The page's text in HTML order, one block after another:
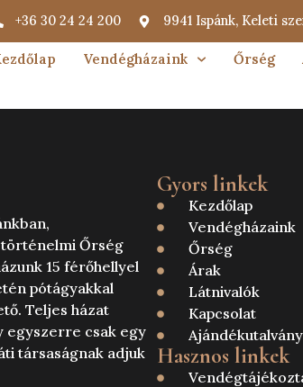
+36 30 24 24 200 9941 Ispánk, Keleti
Vendégházaink Őrség
Őrség
15 férőhellyel
pótágyakkal
Teljes házat
egyszerre csak egy
társaságnak adjuk
Gyors linkek
Kezdőlap
Vendégházaink
Őrség
Árak
Látnivalók
Kapcsolat
Ajándékutalvány
Hasznos linkek